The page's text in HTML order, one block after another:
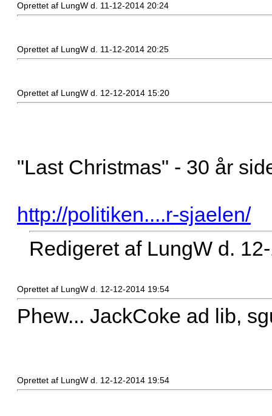
Oprettet af LungW d. 11-12-2014 20:24
Oprettet af LungW d. 11-12-2014 20:25
Oprettet af LungW d. 12-12-2014 15:20
"Last Christmas" - 30 år
http://politiken....r-sjaelen/
Redigeret af LungW d.
Oprettet af LungW d. 12-12-2014 19:54
Phew... JackCoke ad lib,
Oprettet af LungW d. 12-12-2014 19:54